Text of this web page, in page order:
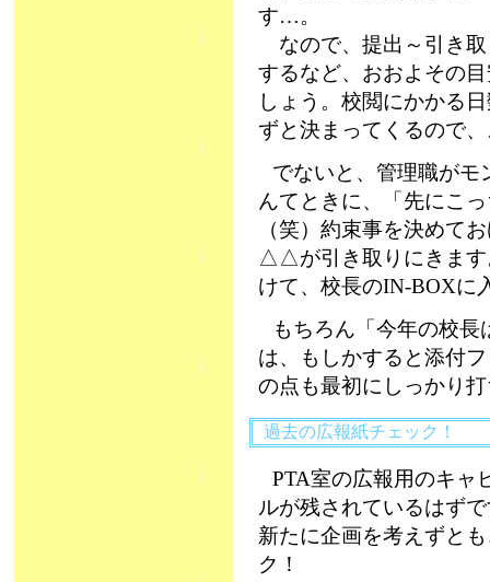
す…。
なので、提出～引き取
するなど、おおよその
しょう。校閲にかかる
ずと決まってくるので
でないと、管理職が
んてときに、「先にこ
（笑）約束事を決めて
△△が引き取りにきます
けて、校長のIN‐BOXに
もちろん「今年の校
は、もしかすると添付
の点も最初にしっかり
過去の広報紙チェック！
PTA室の広報用のキャ
ルが残されているはず
新たに企画を考えずと
ク！